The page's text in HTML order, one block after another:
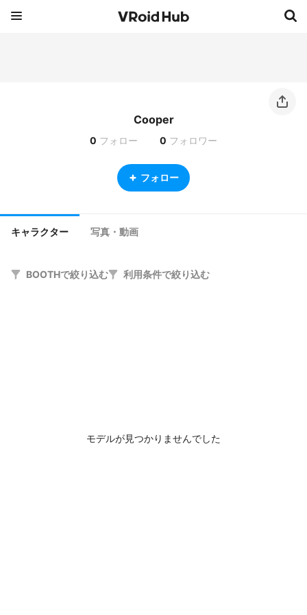
Cooper
0 フォロー 0 フォロワー
フォロー
キャラクター 写真・動画
BOOTHで絞り込む 利用条件で絞り込む
モデルが見つかりませんでした